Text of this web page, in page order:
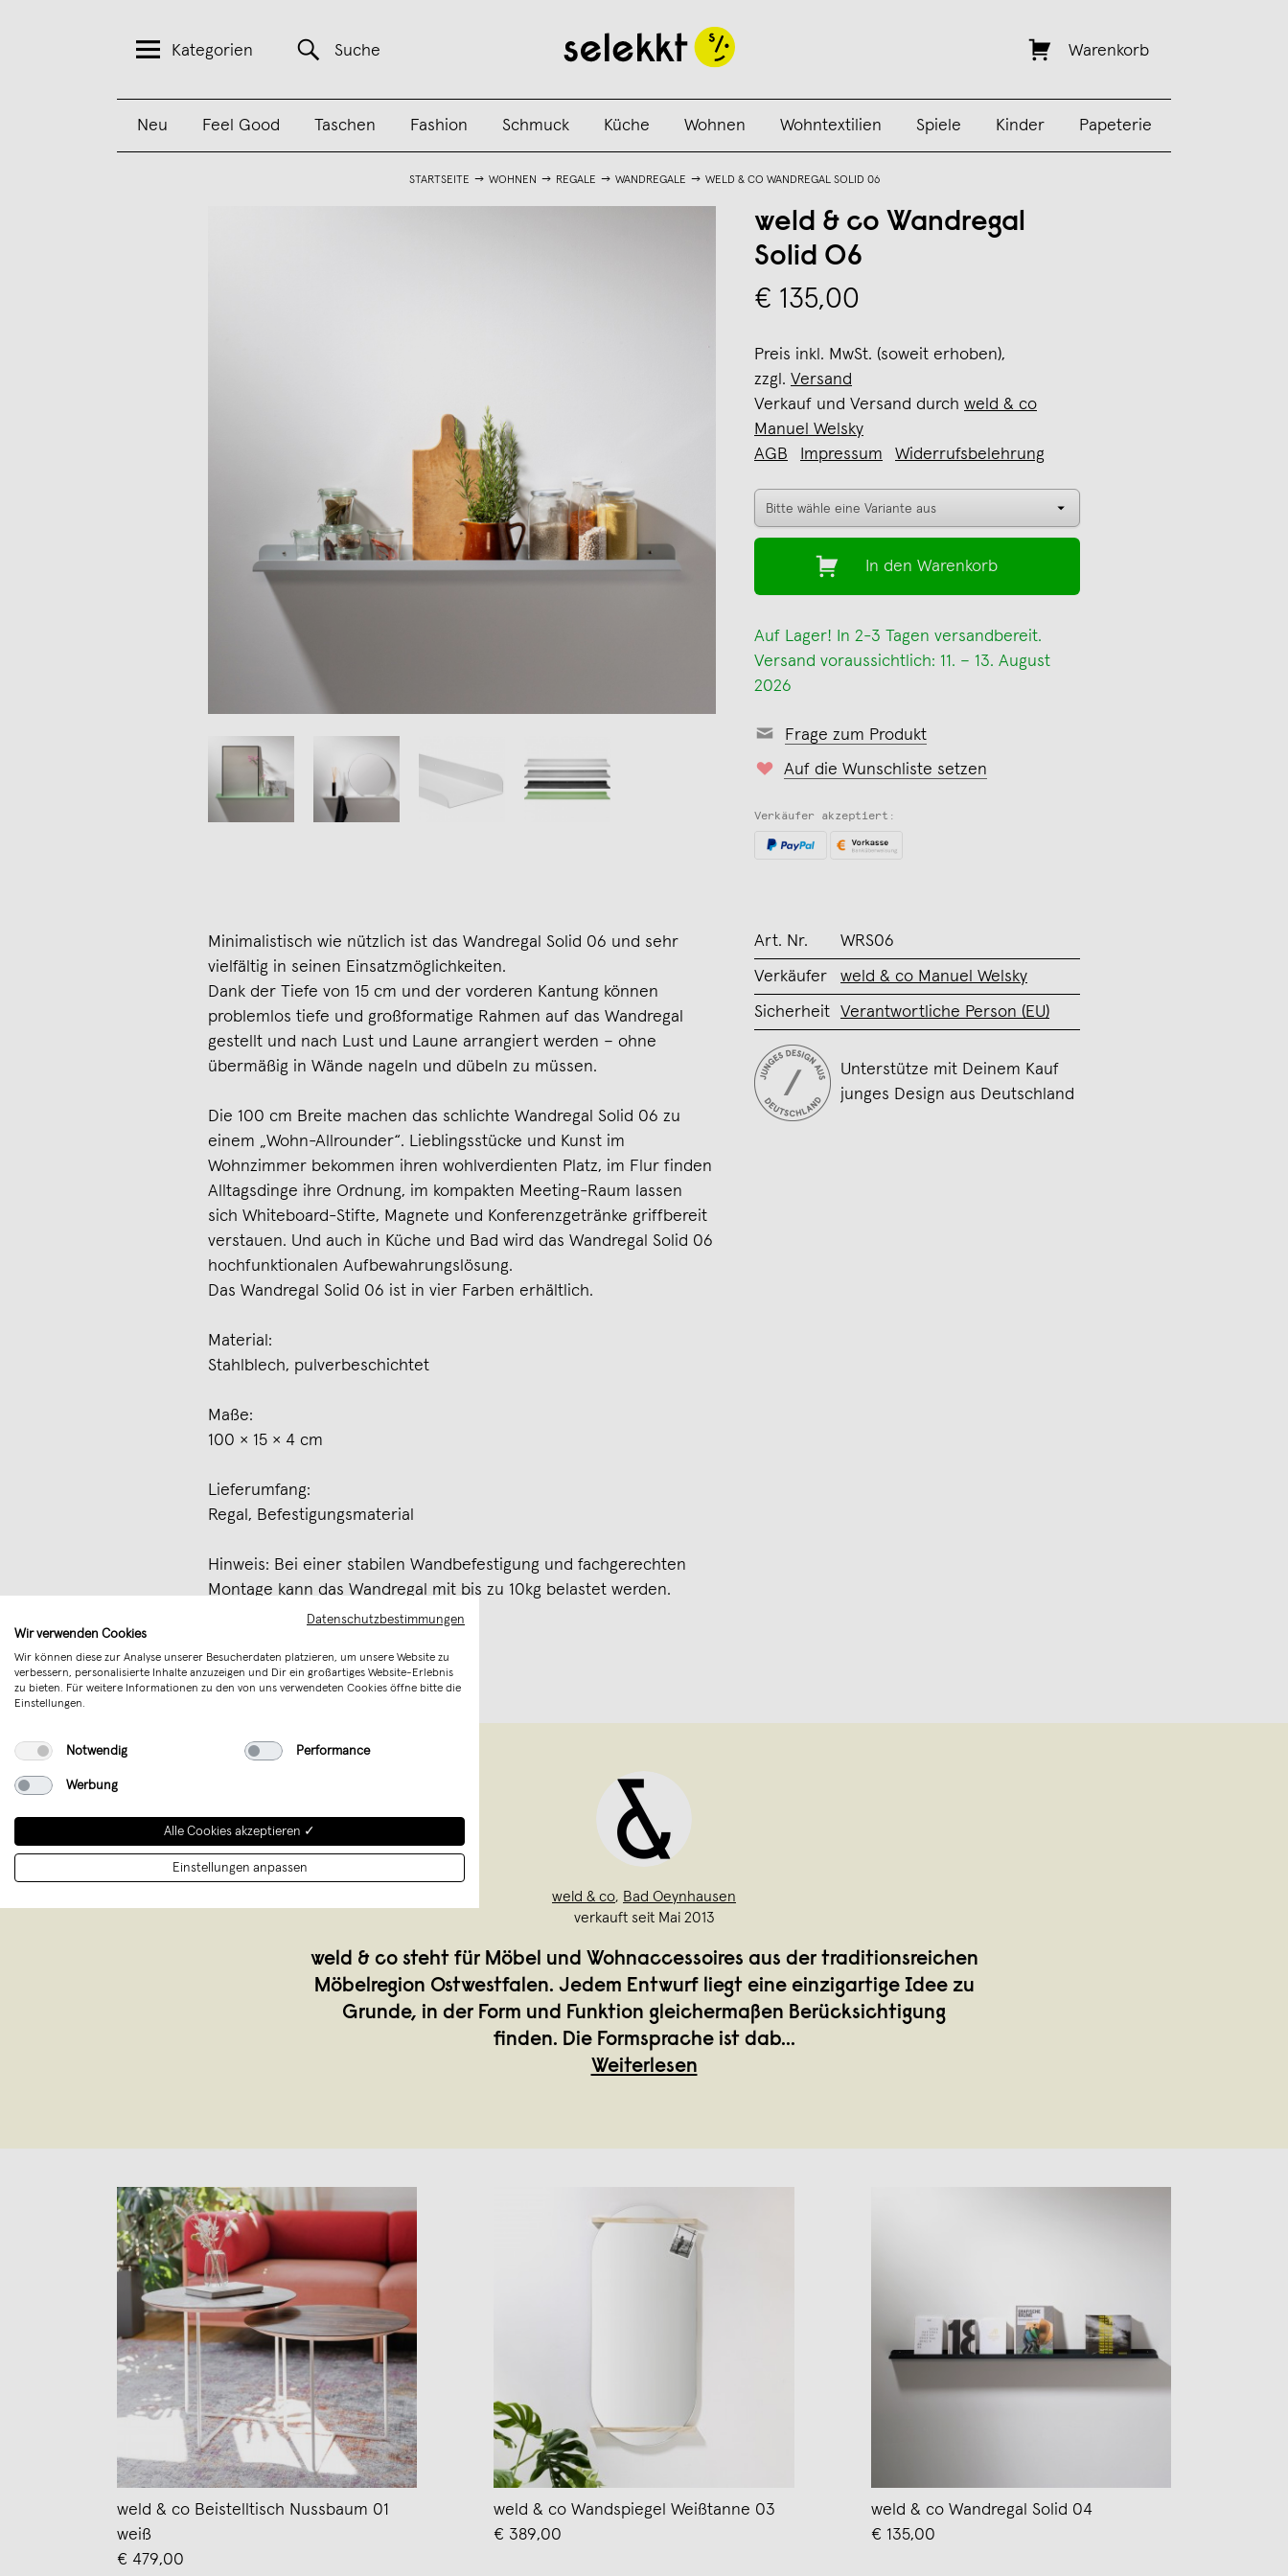
Kategorien Suche Warenkorb
Neu Feel Good Taschen Fashion Schmuck Küche Wohnen Wohntextilien Spiele Kinder Papeterie
STARTSEITE WOHNEN REGALE WANDREGALE WELD & CO WANDREGAL SOLID 06
weld & co Wandregal
Solid 06
€ 135,00
Preis inkl. MwSt. (soweit erhoben),
zzgl. Versand
Verkauf und Versand durch weld & co
Manuel Welsky
AGB
Impressum Widerrufsbelehrung
In den Warenkorb
Auf Lager! In 2-3 Tagen versandbereit.
Versand voraussichtlich: 11. – 13. August
2026
Frage zum Produkt
Auf die Wunschliste setzen
Verkäufer akzeptiert:
Minimalistisch wie nützlich ist das Wandregal Solid 06 und sehr
vielfältig in seinen Einsatzmöglichkeiten.
Dank der Tiefe von 15 cm und der vorderen Kantung können
problemlos tiefe und großformatige Rahmen auf das Wandregal
gestellt und nach Lust und Laune arrangiert werden – ohne
übermäßig in Wände nageln und dübeln zu müssen.
Die 100 cm Breite machen das schlichte Wandregal Solid 06 zu
einem „Wohn-Allrounder“. Lieblingsstücke und Kunst im
Wohnzimmer bekommen ihren wohlverdienten Platz, im Flur finden
Alltagsdinge ihre Ordnung, im kompakten Meeting-Raum lassen
sich Whiteboard-Stifte, Magnete und Konferenzgetränke griffbereit
verstauen. Und auch in Küche und Bad wird das Wandregal Solid 06
hochfunktionalen Aufbewahrungslösung.
Das Wandregal Solid 06 ist in vier Farben erhältlich.
Material:
Stahlblech, pulverbeschichtet
Maße:
100 × 15 × 4 cm
Lieferumfang:
Regal, Befestigungsmaterial
Hinweis: Bei einer stabilen Wandbefestigung und fachgerechten
Montage kann das Wandregal mit bis zu 10kg belastet werden.
Art. Nr. WRS06
Verkäufer weld & co Manuel Welsky
Sicherheit Verantwortliche Person (EU)
Unterstütze mit Deinem Kauf
junges Design aus Deutschland
weld & co, Bad Oeynhausen
verkauft seit Mai 2013
weld & co steht für Möbel und Wohnaccessoires aus der traditionsreichen
Möbelregion Ostwestfalen. Jedem Entwurf liegt eine einzigartige Idee zu
Grunde, in der Form und Funktion gleichermaßen Berücksichtigung
finden. Die Formsprache ist dab...
Weiterlesen
weld & co Beistelltisch Nussbaum 01
weiß
€ 479,00
weld & co Wandspiegel Weißtanne 03
€ 389,00
weld & co Wandregal Solid 04
€ 135,00
Datenschutzbestimmungen
Wir verwenden Cookies
Wir können diese zur Analyse unserer Besucherdaten platzieren, um unsere Website zu
verbessern, personalisierte Inhalte anzuzeigen und Dir ein großartiges Website-Erlebnis
zu bieten. Für weitere Informationen zu den von uns verwendeten Cookies öffne bitte die
Einstellungen.
Notwendig Performance
Werbung
Alle Cookies akzeptieren ✓
Einstellungen anpassen